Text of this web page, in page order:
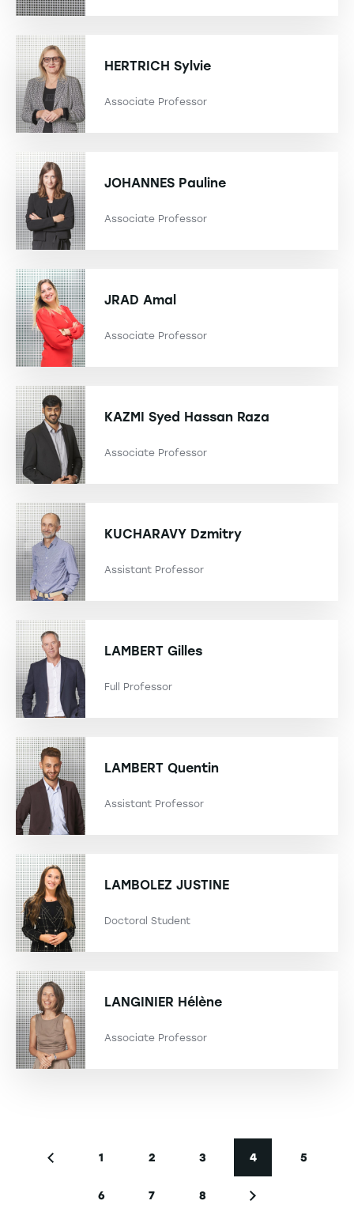
HERTRICH Sylvie
Associate Professor
JOHANNES Pauline
Associate Professor
JRAD Amal
Associate Professor
KAZMI Syed Hassan Raza
Associate Professor
KUCHARAVY Dzmitry
Assistant Professor
LAMBERT Gilles
Full Professor
LAMBERT Quentin
Assistant Professor
LAMBOLEZ JUSTINE
Doctoral Student
LANGINIER Hélène
Associate Professor
Vorherige Seite
Seite
1
Seite
2
Seite
3
Aktuelle Seite
4
Seite
5
Seite
6
Seite
7
Seite
8
Nächste Seite